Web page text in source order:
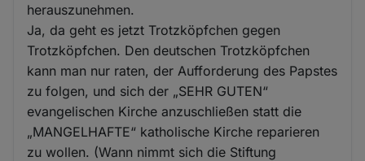
herauszunehmen.
Ja, da geht es jetzt Trotzköpfchen gegen
Trotzköpfchen. Den deutschen Trotzköpfchen
kann man nur raten, der Aufforderung des Papstes
zu folgen, und sich der „SEHR GUTEN“
evangelischen Kirche anzuschließen statt die
„MANGELHAFTE“ katholische Kirche reparieren
zu wollen. (Wann nimmt sich die Stiftung